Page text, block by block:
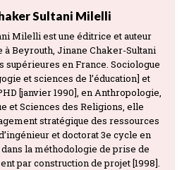
Sultani Milelli
Milelli est une éditrice et auteur
Beyrouth, Jinane Chaker-Sultani
supérieures en France. Sociologue
et sciences de l’éducation] et
[janvier 1990], en Anthropologie,
et Sciences des Religions, elle
stratégique des ressources
et doctorat 3e cycle en
dans la méthodologie de prise de
par construction de projet [1998].